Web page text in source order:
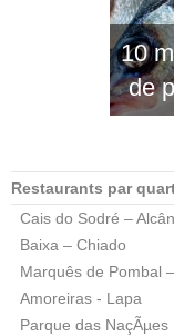
10
de
Restaurants par
Cais do Sodré –
Baixa – Chiado
Marquês de Pombal
Amoreiras - Lapa
Parque das NaçÃµes